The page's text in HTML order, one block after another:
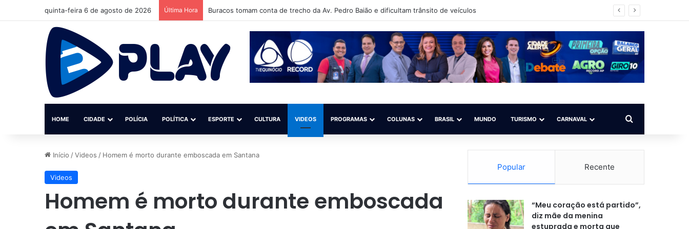
quinta-feira 6 de agosto de 2026 Última Hora Buracos tomam conta de trecho da Av. Pedro Baião e dificultam trânsito de veículos
HOME CIDADE POLÍCIA POLÍTICA ESPORTE CULTURA VIDEOS PROGRAMAS COLUNAS BRASIL MUNDO TURISMO CARNAVAL Procurar por
Início /Videos / Homem é morto durante emboscada em Santana
Videos
Homem é morto durante emboscada
Popular Recente
“Meu coração está partido”,
diz mãe da menina
estuprada e morta que